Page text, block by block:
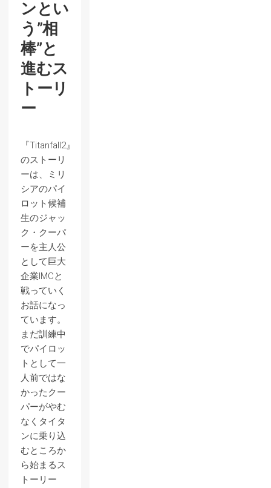
ンとい
う”相
棒”と
進むス
トーリ
ー
『Titanfall2』
のストーリ
ーは、ミリ
シアのパイ
ロット候補
生のジャッ
ク・クーパ
ーを主人公
として巨大
企業IMCと
戦っていく
お話になっ
ています。
まだ訓練中
でパイロッ
トとして一
人前ではな
かったクー
パーがやむ
なくタイタ
ンに乗り込
むところか
ら始まるス
トーリー